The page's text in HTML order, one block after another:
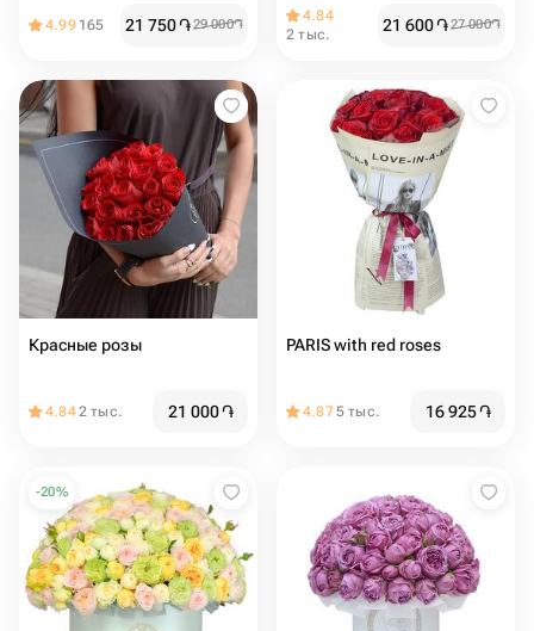
4.99 165 21 750֏29 000֏
4.84
2 тыс.
21 600֏27 000֏
Красные розы
4.842 тыс. 21 000֏
PARIS with red roses
4.875 тыс. 16 925֏
-20%